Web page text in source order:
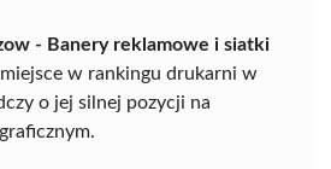
- Banery reklamowe i siatki
w rankingu drukarni w
o jej silnej pozycji na